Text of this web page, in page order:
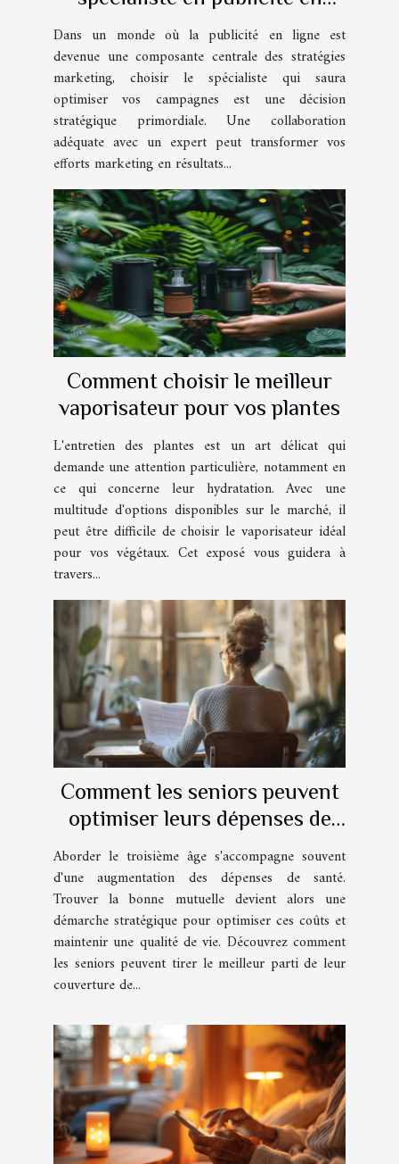
ligne pour optimiser vos
campagnes
Dans un monde où la publicité en ligne est
devenue une composante centrale des stratégies
marketing, choisir le spécialiste qui saura
optimiser vos campagnes est une décision
stratégique primordiale. Une collaboration
adéquate avec un expert peut transformer vos
efforts marketing en résultats...
Comment choisir le meilleur
vaporisateur pour vos plantes
L'entretien des plantes est un art délicat qui
demande une attention particulière, notamment en
ce qui concerne leur hydratation. Avec une
multitude d'options disponibles sur le marché, il
peut être difficile de choisir le vaporisateur idéal
pour vos végétaux. Cet exposé vous guidera à
travers...
Comment les seniors peuvent
optimiser leurs dépenses de
santé avec une mutuelle
adaptée
Aborder le troisième âge s'accompagne souvent
d'une augmentation des dépenses de santé.
Trouver la bonne mutuelle devient alors une
démarche stratégique pour optimiser ces coûts et
maintenir une qualité de vie. Découvrez comment
les seniors peuvent tirer le meilleur parti de leur
couverture de...